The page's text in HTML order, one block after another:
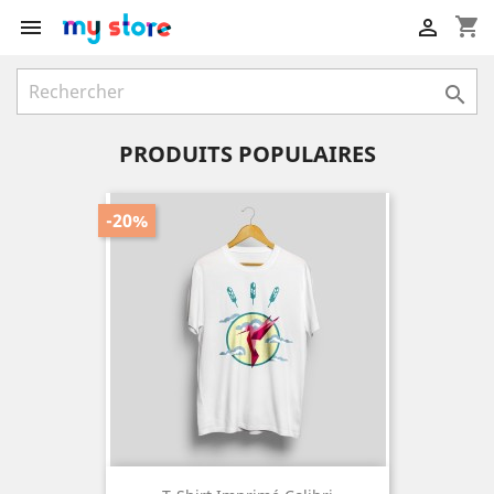
 shopping_cart


PRODUITS POPULAIRES
-20%